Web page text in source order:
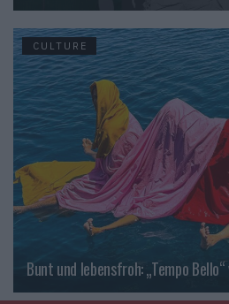
CULTURE
Bunt und lebensfroh: „Tempo